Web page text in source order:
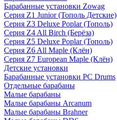
Барабанные установки Zowag
Серия Z1 Junior (Тополь Детские)
Серия Z3 Deluxe Poplar (Тополь)
Серия Z4 All Birch (Берёза)
Серия Z5 Deluxe Poplar (Тополь)
Серия Z6 All Maple (Клён)
Серия Z7 European Maple (Клён)
Детские установки
Барабанные установки PC Drums
Отдельные барабаны
Малые барабаны
Малые барабаны Arcanum
Малые барабаны Brahner